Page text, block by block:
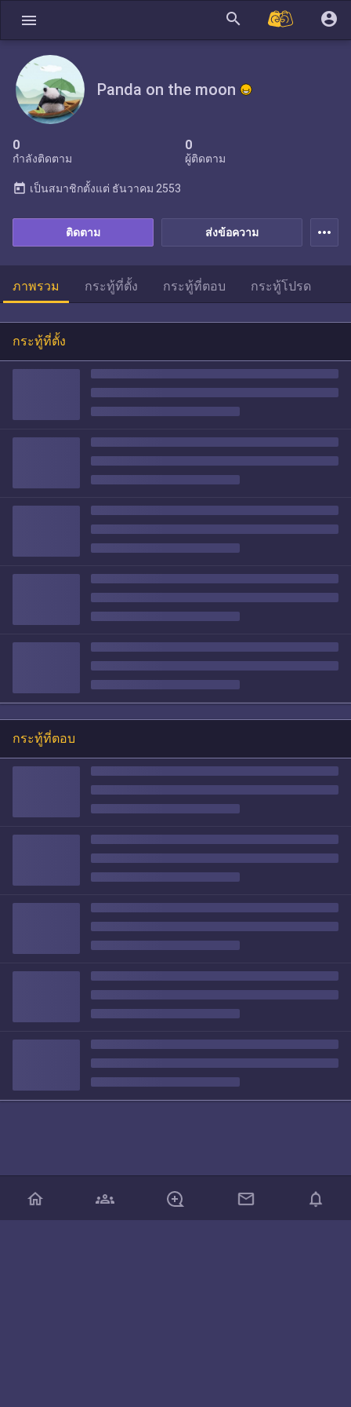
menu search account_circle
Panda on the moon
0
กำลังติดตาม
0
ผู้ติดตาม
ส่งข้อความ
ติดตาม
today เป็นสมาชิกตั้งแต่ ธันวาคม 2553
more_horiz
ภาพรวม กระทู้ที่ตั้ง กระทู้ที่ตอบ กระทู้โปรด
กระทู้ที่ตั้ง
กระทู้ที่ตอบ